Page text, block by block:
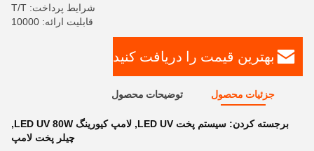
شرایط پرداخت: T/T
قابلیت ارائه: 10000
بهترین قیمت را دریافت کنید
جزئیات محصول توضیحات محصول
برجسته کردن: سیستم پخت LED UV , لامپ کیورینگ LED UV 80W
,
چیلر پخت لامپ